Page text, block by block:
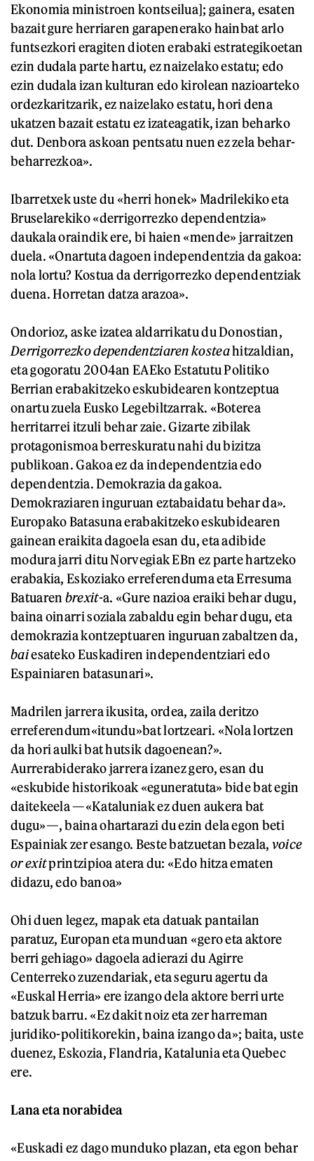
Ekonomia ministroen kontseilua]; gainera, esaten
bazait gure herriaren garapenerako hainbat arlo
funtsezkori eragiten dioten erabaki estrategikoetan
ezin dudala parte hartu, ez naizelako estatu; edo
ezin dudala izan kulturan edo kirolean nazioarteko
ordezkaritzarik, ez naizelako estatu, hori dena
ukatzen bazait estatu ez izateagatik, izan beharko
dut. Denbora askoan pentsatu nuen ez zela behar-
beharrezkoa».
Ibarretxek uste du «herri honek» Madrilekiko eta
Bruselarekiko «derrigorrezko dependentzia»
daukala oraindik ere, bi haien «mende» jarraitzen
duela. «Onartuta dagoen independentzia da gakoa:
nola lortu? Kostua da derrigorrezko dependentziak
duena. Horretan datza arazoa».
Ondorioz, aske izatea aldarrikatu du Donostian,
Derrigorrezko dependentziaren kosteahitzaldian,
eta gogoratu 2004an EAEko Estatutu Politiko
Berrian erabakitzeko eskubidearen kontzeptua
onartu zuela Eusko Legebiltzarrak. «Boterea
herritarrei itzuli behar zaie. Gizarte zibilak
protagonismoa berreskuratu nahi du bizitza
publikoan. Gakoa ez da independentzia edo
dependentzia. Demokrazia da gakoa.
Demokraziaren inguruan eztabaidatu behar da».
Europako Batasuna erabakitzeko eskubidearen
gainean eraikita dagoela esan du, eta adibide
modura jarri ditu Norvegiak EBn ez parte hartzeko
erabakia, Eskoziako erreferenduma eta Erresuma
Batuaren brexit-a. «Gure nazioa eraiki behar dugu,
baina oinarri soziala zabaldu egin behar dugu, eta
demokrazia kontzeptuaren inguruan zabaltzen da,
baiesateko Euskadiren independentziari edo
Espainiaren batasunari».
Madrilen jarrera ikusita, ordea, zaila deritzo
erreferendum«itundu»bat lortzeari. «Nola lortzen
da hori aulki bat hutsik dagoenean?».
Aurrerabiderako jarrera izanez gero, esan du
«eskubide historikoak «eguneratuta» bide bat egin
daitekeela —«Kataluniak ez duen aukera bat
dugu»—, baina ohartarazi du ezin dela egon beti
Espainiak zer esango. Beste batzuetan bezala, voice
or exitprintzipioa atera du: «Edo hitza ematen
didazu, edo banoa»
Ohi duen legez, mapak eta datuak pantailan
paratuz, Europan eta munduan «gero eta aktore
berri gehiago» dagoela adierazi du Agirre
Centerreko zuzendariak, eta seguru agertu da
«Euskal Herria» ere izango dela aktore berri urte
batzuk barru. «Ez dakit noiz eta zer harreman
juridiko-politikorekin, baina izango da»; baita, uste
duenez, Eskozia, Flandria, Katalunia eta Quebec
ere.
Lana eta norabidea
«Euskadi ez dago munduko plazan, eta egon behar